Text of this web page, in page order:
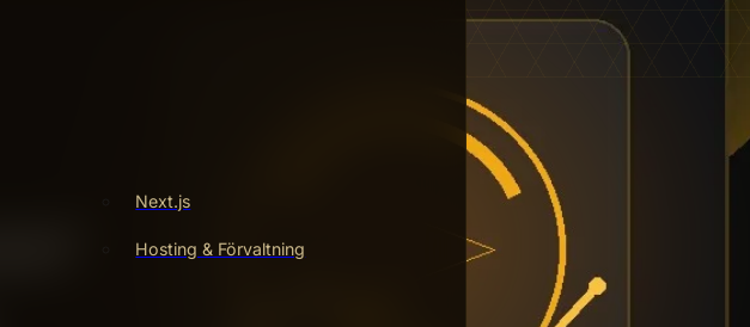
Next.js
Hosting & Förvaltning